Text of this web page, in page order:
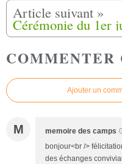
Ajouter un
M memoire des camps
bonjour<br />
des échanges